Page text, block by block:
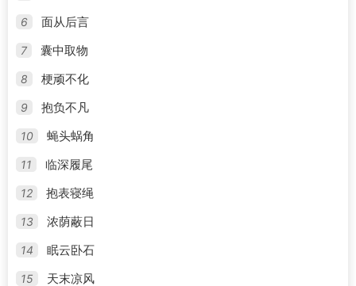
6 面从后言
7 囊中取物
8 梗顽不化
9 抱负不凡
10 蝇头蜗角
11 临深履尾
12 抱表寝绳
13 浓荫蔽日
14 眠云卧石
15 天末凉风